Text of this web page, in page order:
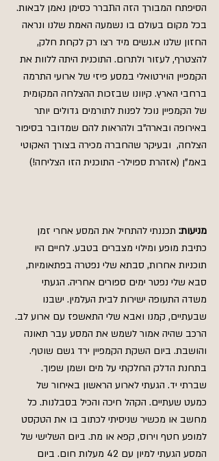
הסיפתח המבורך הזה התברר כסימן נאמן לבאות.
בכל מקום בעולם בו נשמעה האמת שלנו ונראה
החזון שלנו א.נשים מיד רצו רק לקחת חלק,
להצטרף, לעזור ולתרום. התוכנית היתה ללוות את
הקמפיין הוירטואלי במסע פיזי של ארועי התרמה
ברחבי הארץ. קיוונו שבזכות ההצלחה המקומית
של הקמפיין נוכל לפנות לתורמים גדולים יותר
באירופה ובארה"ב ולהראות להם שמדובר בסיפור
הצלחה,  ובעיקר שהחברה מכירה בצורך האקוטי
באמ"ן (אזהרת ספוילר- התוכנית הזו הצליחה!)
מניעות: תכננתי להתחיל את המסע אחרי זמן
כתיבת מופע ומילוי מצברים בטבע. לחיים היו
תוכניות אחרות, סבתא שלי נפטרה בפתאומיות,
סבא שלי נפטר ימים ספורים אחריה. הגעתי
משדה התעופה ישירות לבית העלמין. ישבנו
שבעתיים, קמנו ואבא שלי התאשפז עם ארוע לב.
הרכב שהיה אמור לשמש את המסע עבר תאונה
והושבת. ביום השקת הקמפיין ירד גשם שוטף.
בתחנת הדלק החלקתי על מים ושמן שפוך.
שברתי יד. הגעתי לארוע הראשון באיחור של
כמעט שעתיים. הקהל חיכה והכיל בסבלנות. כל
מחשב או מכשיר שניסיתי לכתוב בו את הטקסט
למופע חטף וירוס, קפא או מת. ביום השלישי של
המסע הגעתי למיון עם 42 מעלות חום. ביום